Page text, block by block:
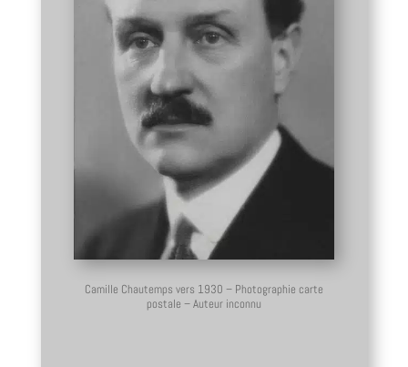
Camille Chautemps vers 1930 – Photographie carte
postale – Auteur inconnu